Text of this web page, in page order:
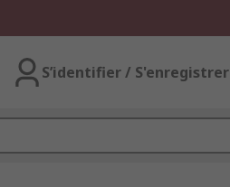
S’identifier / S'enregistrer